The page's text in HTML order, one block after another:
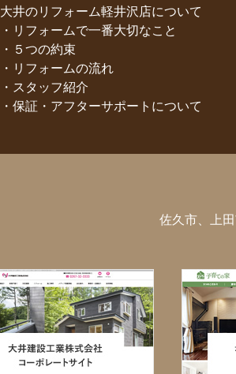
大井のリフォーム軽井沢店について
リフォームで一番大切なこと
５つの約束
リフォームの流れ
スタッフ紹介
保証・アフターサポートについて
佐久市、上